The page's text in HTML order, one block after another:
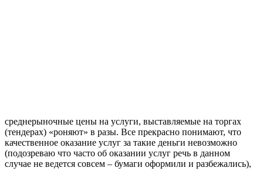
среднерыночные цены на услуги, выставляемые на торгах
(тендерах) «роняют» в разы. Все прекрасно понимают, что
качественное оказание услуг за такие деньги невозможно
(подозреваю что часто об оказании услуг речь в данном
случае не ведется совсем – бумаги оформили и разбежались),